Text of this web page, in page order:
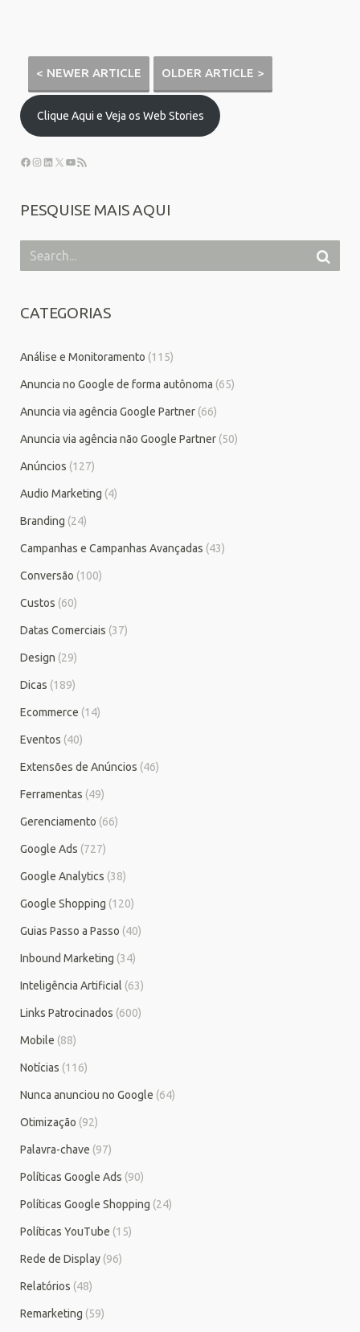
< NEWER ARTICLE OLDER ARTICLE >
Clique Aqui e Veja os Web Stories
PESQUISE MAIS AQUI
CATEGORIAS
Análise e Monitoramento (115)
Anuncia no Google de forma autônoma (65)
Anuncia via agência Google Partner (66)
Anuncia via agência não Google Partner (50)
Anúncios (127)
Audio Marketing (4)
Branding (24)
Campanhas e Campanhas Avançadas (43)
Conversão (100)
Custos (60)
Datas Comerciais (37)
Design (29)
Dicas (189)
Ecommerce (14)
Eventos (40)
Extensões de Anúncios (46)
Ferramentas (49)
Gerenciamento (66)
Google Ads (727)
Google Analytics (38)
Google Shopping (120)
Guias Passo a Passo (40)
Inbound Marketing (34)
Inteligência Artificial (63)
Links Patrocinados (600)
Mobile (88)
Notícias (116)
Nunca anunciou no Google (64)
Otimização (92)
Palavra-chave (97)
Políticas Google Ads (90)
Políticas Google Shopping (24)
Políticas YouTube (15)
Rede de Display (96)
Relatórios (48)
Remarketing (59)